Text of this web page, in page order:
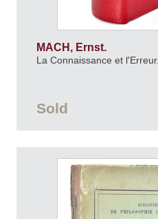
MACH, Ernst.
La Connaissance et l'Erreur.
Sold